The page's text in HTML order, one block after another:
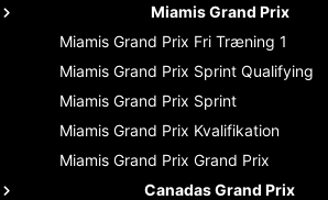
Miamis Grand Prix
Miamis Grand Prix Fri Træning 1
Miamis Grand Prix Sprint Qualifying
Miamis Grand Prix Sprint
Miamis Grand Prix Kvalifikation
Miamis Grand Prix Grand Prix
Canadas Grand Prix